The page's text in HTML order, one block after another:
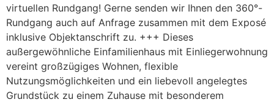
virtuellen Rundgang! Gerne senden wir Ihnen den 360°-
Rundgang auch auf Anfrage zusammen mit dem Exposé
inklusive Objektanschrift zu. +++ Dieses
außergewöhnliche Einfamilienhaus mit Einliegerwohnung
vereint großzügiges Wohnen, flexible
Nutzungsmöglichkeiten und ein liebevoll angelegtes
Grundstück zu einem Zuhause mit besonderem